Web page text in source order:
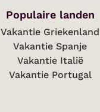
Populaire landen
Vakantie Griekenland
Vakantie Spanje
Vakantie Italië
Vakantie Portugal